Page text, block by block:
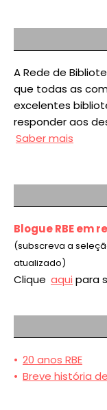
A Rede de
que todas as
excelentes
responder aos
Saber mais
Blogue RBE em
(subscreva a
atualizado)
Clique aqui para
• 20 anos RBE
• Breve história